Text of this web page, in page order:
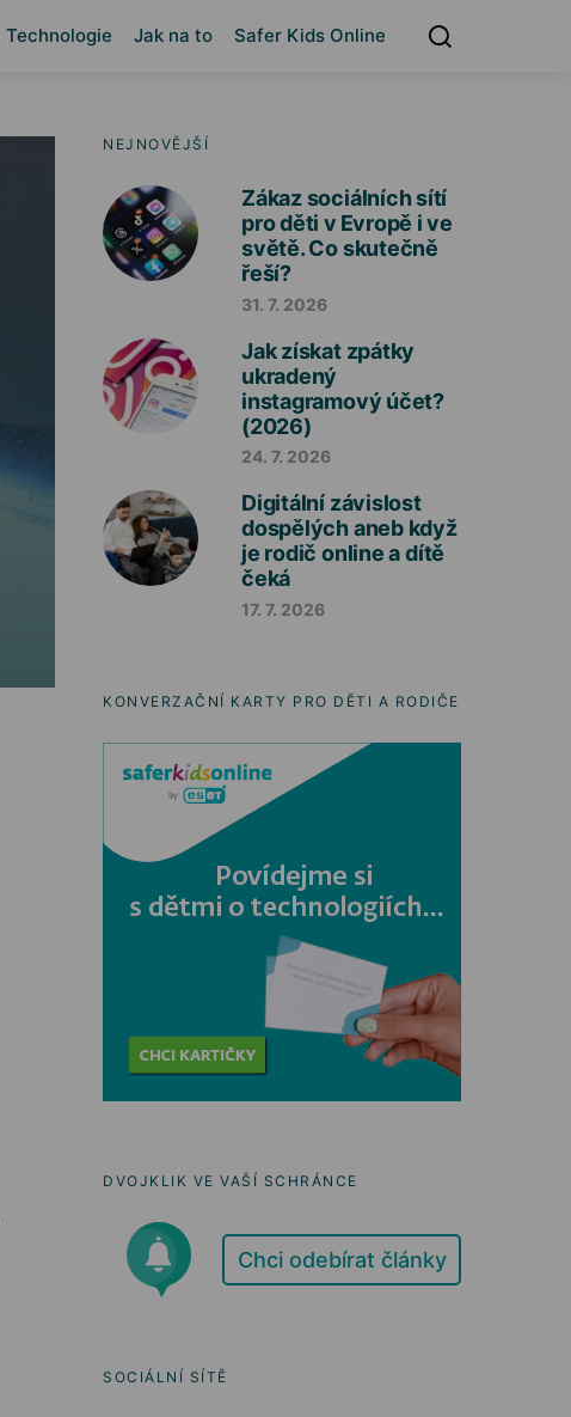
Technologie Jak na to Safer Kids Online
NEJNOVĚJŠÍ
Zákaz sociálních sítí
pro děti v Evropě i ve
světě. Co skutečně
řeší?
31. 7. 2026
Jak získat zpátky
ukradený
instagramový účet?
(2026)
24. 7. 2026
Digitální závislost
dospělých aneb když
je rodič online a dítě
čeká
17. 7. 2026
KONVERZAČNÍ KARTY PRO DĚTI A RODIČE
DVOJKLIK VE VAŠÍ SCHRÁNCE
Chci odebírat články
SOCIÁLNÍ SÍTĚ